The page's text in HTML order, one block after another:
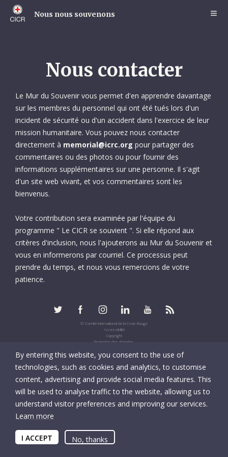
Skip
main
Nous nous souvenons
Nous contacter
Le Mur du Souvenir vous permet d'en apprendre davantage
sur les membres du personnel qui ont été tués lors d'un
incident de sécurité ou d'un accident dans l'exercice de leur
mission humanitaire. Vous pouvez nous contacter
directement à memorial@icrc.org pour partager des
commentaires ou des photos ou pour fournir des
informations supplémentaires sur une personne. Il s'agit
d'un site web vivant, et vos commentaires sont les
bienvenus.
Votre contribution sera examinée par l'équipe du
programme " Le CICR se souvient ". Si elle répond aux
critères d'inclusion, nous l'ajouterons au Mur du Souvenir et
vous en informerons par courriel. Ce processus peut
prendre du temps, et nous vous remercions de votre
patience.
© Comité international de la Croix-Rouge
Accessibilité
Copyright
Protection des données
UID: CHE-105.924.024
By entering this website, you consent to the use of
technologies, such as cookies and analytics, to customise
content, advertising and provide social media features. This
will be used to analyse traffic to the website, allowing us to
understand visitor preferences and improving our services.
Learn more
I ACCEPT No, thanks